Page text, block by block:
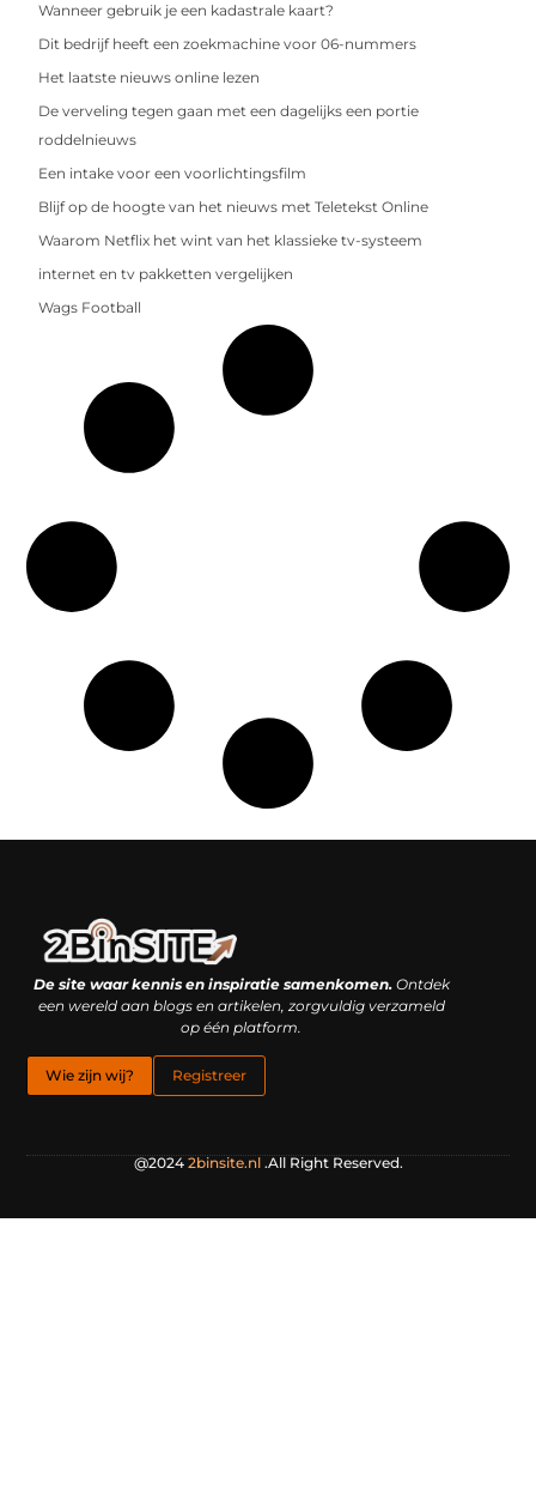
Wanneer gebruik je een kadastrale kaart?
Dit bedrijf heeft een zoekmachine voor 06-nummers
Het laatste nieuws online lezen
De verveling tegen gaan met een dagelijks een portie
roddelnieuws
Een intake voor een voorlichtingsfilm
Blijf op de hoogte van het nieuws met Teletekst Online
Waarom Netflix het wint van het klassieke tv-systeem
internet en tv pakketten vergelijken
Wags Football
De site waar kennis en inspiratie samenkomen.Ontdek
een wereld aan blogs en artikelen, zorgvuldig verzameld
op één platform.
Wie zijn wij? Registreer
@2024 2binsite.nl.All Right Reserved.